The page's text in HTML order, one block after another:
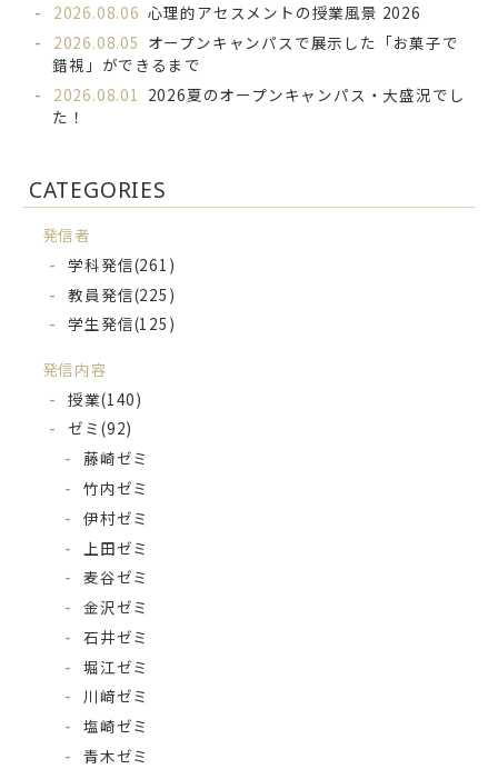
2026.08.06 心理的アセスメントの授業風景 2026
2026.08.05 オープンキャンパスで展示した「お菓子で
錯視」ができるまで
2026.08.01
2026夏のオープンキャンパス・大盛況でし
た！
CATEGORIES
発信者
学科発信(261)
教員発信(225)
学生発信(125)
発信内容
授業(140)
ゼミ(92)
藤崎ゼミ
竹内ゼミ
伊村ゼミ
上田ゼミ
麦谷ゼミ
金沢ゼミ
石井ゼミ
堀江ゼミ
川﨑ゼミ
塩崎ゼミ
青木ゼミ